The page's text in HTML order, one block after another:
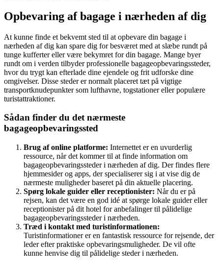
Opbevaring af bagage i nærheden af dig
At kunne finde et bekvemt sted til at opbevare din bagage i
nærheden af dig kan spare dig for besværet med at slæbe rundt på
tunge kufferter eller være bekymret for din bagage. Mange byer
rundt om i verden tilbyder professionelle bagageopbevaringssteder,
hvor du trygt kan efterlade dine ejendele og frit udforske dine
omgivelser. Disse steder er normalt placeret tæt på vigtige
transportknudepunkter som lufthavne, togstationer eller populære
turistattraktioner.
Sådan finder du det nærmeste
bagageopbevaringssted
Brug af online platforme: Internettet er en uvurderlig
ressource, når det kommer til at finde information om
bagageopbevaringssteder i nærheden af dig. Der findes flere
hjemmesider og apps, der specialiserer sig i at vise dig de
nærmeste muligheder baseret på din aktuelle placering.
Spørg lokale guider eller receptionister: Når du er på
rejsen, kan det være en god idé at spørge lokale guider eller
receptionister på dit hotel for anbefalinger til pålidelige
bagageopbevaringssteder i nærheden.
Træd i kontakt med turistinformationen:
Turistinformationer er en fantastisk ressource for rejsende, der
leder efter praktiske opbevaringsmuligheder. De vil ofte
kunne henvise dig til pålidelige steder i nærheden.